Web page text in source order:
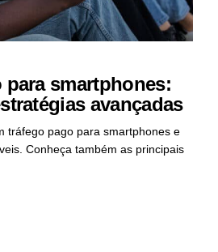
para smartphones:
avançadas
tráfego pago para smartphones e
Conheça também as principais